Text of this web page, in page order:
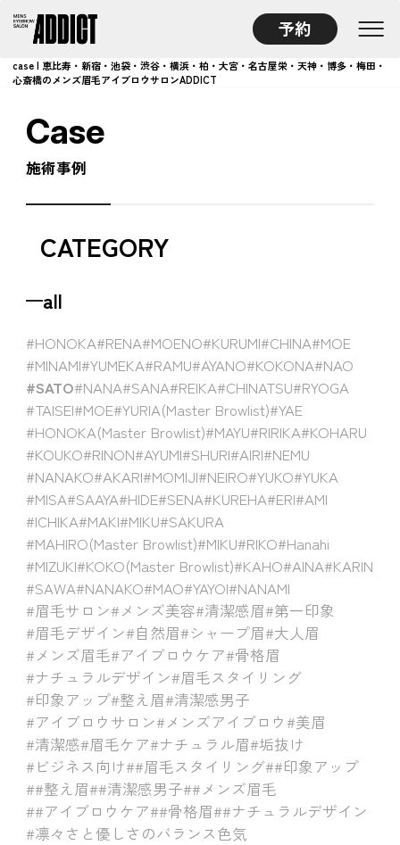
予約
case | 恵比寿・新宿・池袋・渋谷・横浜・柏・大宮・名古屋栄・天神・博多・梅田・
心斎橋のメンズ眉毛アイブロウサロンADDICT
Case
施術事例
CATEGORY
all
#HONOKA#RENA#MOENO#KURUMI#CHINA#MOE
#MINAMI#YUMEKA#RAMU#AYANO#KOKONA#NAO
#SATO#NANA#SANA#REIKA#CHINATSU#RYOGA
#TAISEI#MOE#YURIA(Master Browlist)#YAE
#HONOKA(Master Browlist)#MAYU#RIRIKA#KOHARU
#KOUKO#RINON#AYUMI#SHURI#AIRI#NEMU
#NANAKO#AKARI#MOMIJI#NEIRO#YUKO#YUKA
#MISA#SAAYA#HIDE#SENA#KUREHA#ERI#AMI
#ICHIKA#MAKI#MIKU#SAKURA
#MAHIRO(Master Browlist)#MIKU#RIKO#Hanahi
#MIZUKI#KOKO(Master Browlist)#KAHO#AINA#KARIN
#SAWA#NANAKO#MAO#YAYOI#NANAMI
#眉毛サロン#メンズ美容#清潔感眉#第一印象
#眉毛デザイン#自然眉#シャープ眉#大人眉
#メンズ眉毛#アイブロウケア#骨格眉
#ナチュラルデザイン#眉毛スタイリング
#印象アップ#整え眉#清潔感男子
#アイブロウサロン#メンズアイブロウ #美眉
#清潔感#眉毛ケア#ナチュラル眉#垢抜け
#ビジネス向け##眉毛スタイリング##印象アップ
##整え眉##清潔感男子##メンズ眉毛
##アイブロウケア##骨格眉##ナチュラルデザイン
#凛々さと優しさのバランス色気